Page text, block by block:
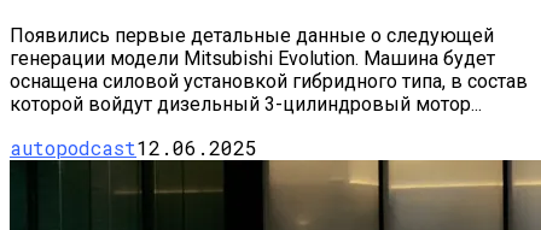
Появились первые детальные данные о следующей
генерации модели Mitsubishi Evolution. Машина будет
оснащена силовой установкой гибридного типа, в состав
которой войдут дизельный 3-цилиндровый мотор...
autopodcast12.06.2025